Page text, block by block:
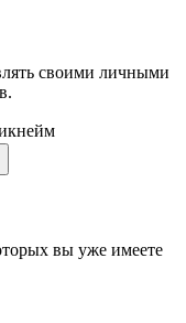
своими личными
вы уже имеете